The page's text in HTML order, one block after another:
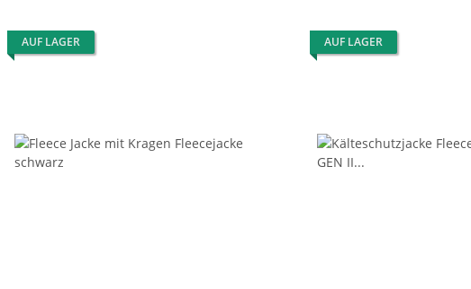
AUF LAGER AUF LAGER